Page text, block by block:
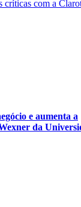
críticas com a
e aumenta a
da